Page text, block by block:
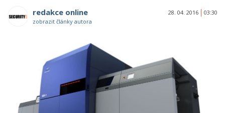
redakce online
zobrazit články autora
28. 04. 2016 03:30